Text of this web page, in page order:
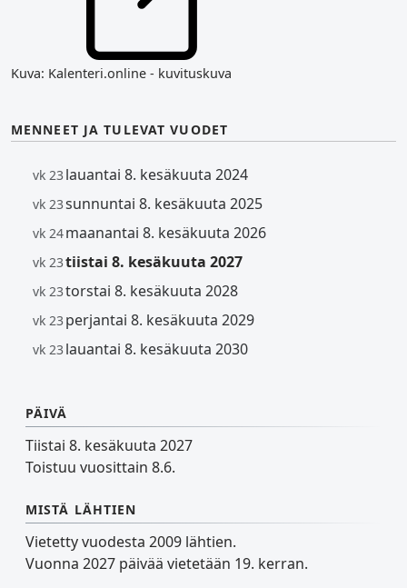
Kuva: Kalenteri.online - kuvituskuva
MENNEET JA TULEVAT VUODET
vk 23 lauantai 8. kesäkuuta 2024
vk 23sunnuntai 8. kesäkuuta 2025
vk 24maanantai 8. kesäkuuta 2026
vk 23tiistai 8. kesäkuuta 2027
vk 23torstai 8. kesäkuuta 2028
vk 23 perjantai 8. kesäkuuta 2029
vk 23 lauantai 8. kesäkuuta 2030
PÄIVÄ
Tiistai 8. kesäkuuta 2027
Toistuu vuosittain 8.6.
MISTÄ LÄHTIEN
Vietetty vuodesta 2009 lähtien.
Vuonna 2027 päivää vietetään 19. kerran.